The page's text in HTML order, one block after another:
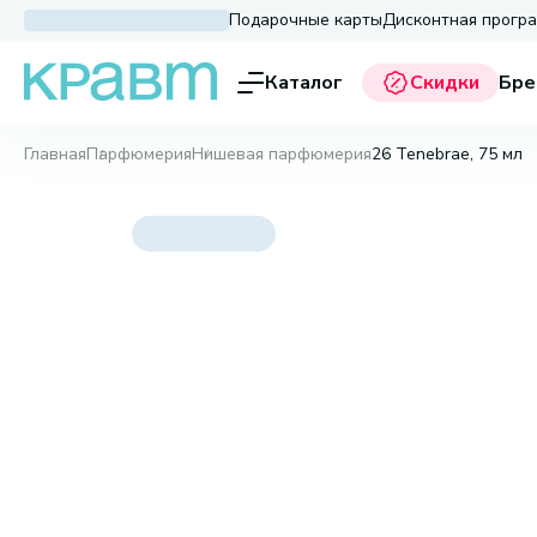
Подарочные картыДисконтная
Каталог Скидки
ГлавнаяПарфюмерияНишевая парфюмерия26 Tenebrae, 75 мл